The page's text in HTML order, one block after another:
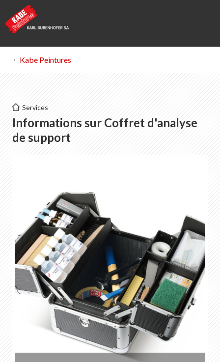
Coffret d'analyse de support
Appareils de mesure
Application des méthodes de contrôle
Liste des favoris 0
Portrait de KABE Peintures
Téléchargements
Points de vente
DE EN IT
Kabe Peintures
Services
Informations sur Coffret d'analyse
de support